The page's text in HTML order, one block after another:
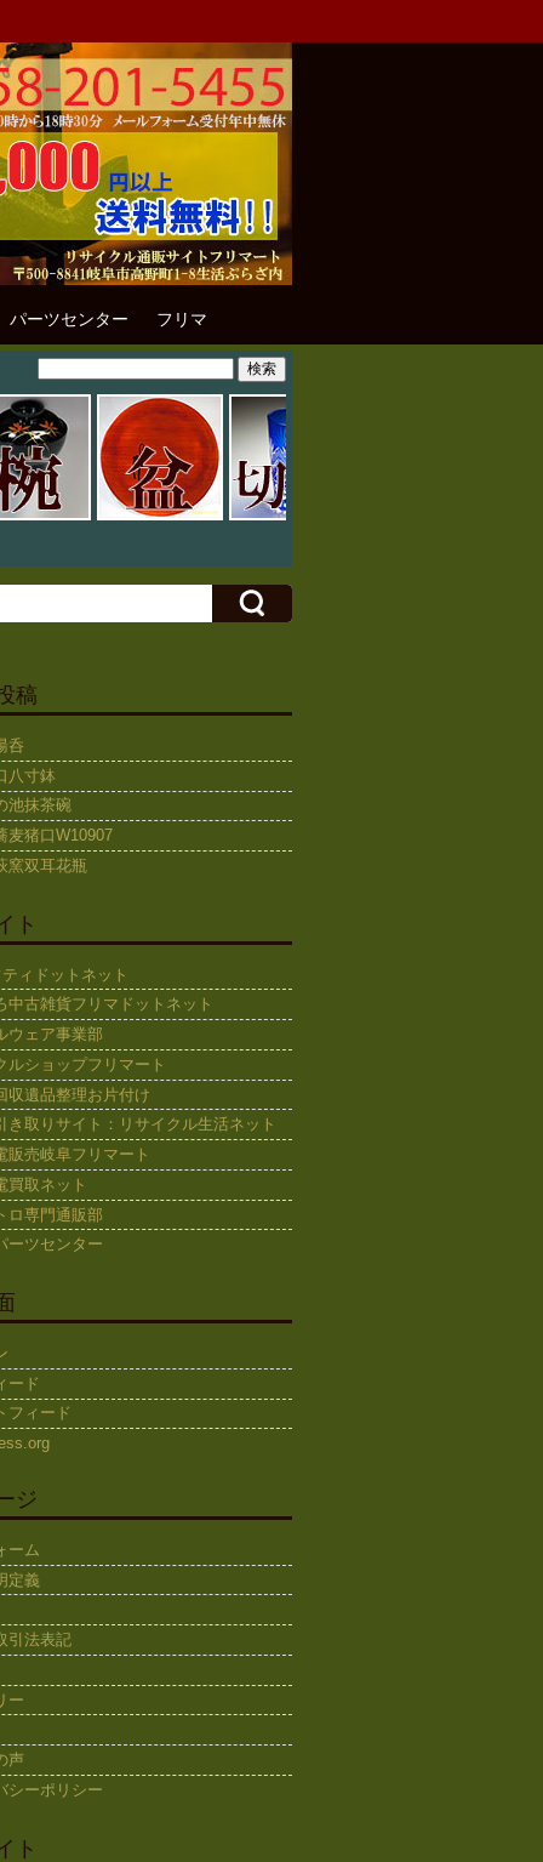
パーツセンター フリマ
稿
呑
八寸鉢
池抹茶碗
麦猪口W10907
窯双耳花瓶
ト
ィドットネット
中古雑貨フリマドットネット
ウェア事業部
ルショップフリマート
収遺品整理お片付け
き取りサイト：リサイクル生活ネット
販売岐阜フリマート
買取ネット
ロ専門通販部
ーツセンター
ード
フィード
ジ
ーム
定義
引法表記
ー
声
シーポリシー
ト